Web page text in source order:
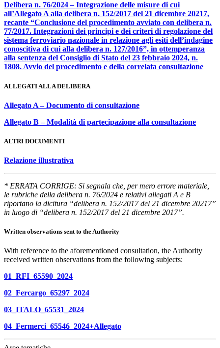
Delibera n. 76/2024 – Integrazione delle misure di cui
all’Allegato A alla delibera n. 152/2017 del 21 dicembre 20217,
recante “Conclusione del procedimento avviato con delibera n.
77/2017. Integrazioni dei principi e dei criteri di regolazione del
sistema ferroviario nazionale in relazione agli esiti dell’indagine
conoscitiva di cui alla delibera n. 127/2016”, in ottemperanza
alla sentenza del Consiglio di Stato del 23 febbraio 2024, n.
1808. Avvio del procedimento e della correlata consultazione
ALLEGATI ALLA DELIBERA
Allegato A – Documento di consultazione
Allegato B – Modalità di partecipazione alla consultazione
ALTRI DOCUMENTI
Relazione illustrativa
* ERRATA CORRIGE: Si segnala che, per mero errore materiale,
le rubriche della delibera n. 76/2024 e relativi allegati A e B
riportano la dicitura “delibera n. 152/2017 del 21 dicembre 20217”
in luogo di “delibera n. 152/2017 del 21 dicembre 2017”.
Written observations sent to the Authority
With reference to the aforementioned consultation, the Authority
received written observations from the following subjects:
01_RFI_65590_2024
02_Fercargo_65297_2024
03_ITALO_65531_2024
04_Fermerci_65546_2024+Allegato